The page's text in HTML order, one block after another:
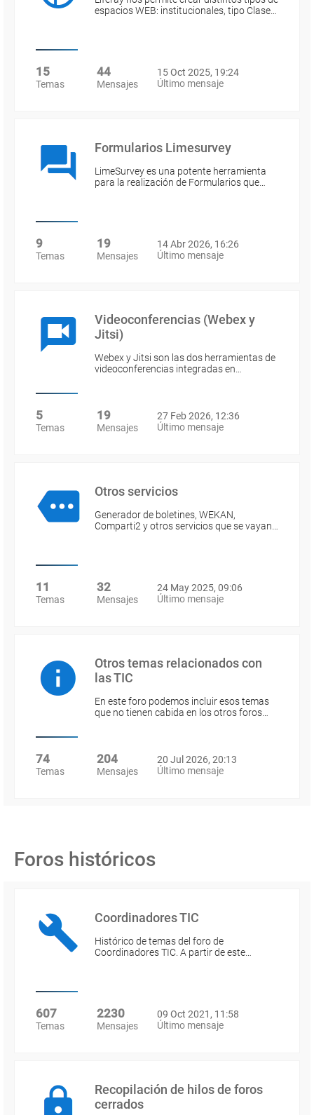
espacios WEB: institucionales, tipo Clase…
15
Temas
44
Mensajes
15 Oct 2025, 19:24
Último mensaje
Formularios Limesurvey
LimeSurvey es una potente herramienta
para la realización de Formularios que…
9
Temas
19
Mensajes
14 Abr 2026, 16:26
Último mensaje
Videoconferencias (Webex y
Jitsi)
Webex y Jitsi son las dos herramientas de
videoconferencias integradas en…
5
Temas
19
Mensajes
27 Feb 2026, 12:36
Último mensaje
Otros servicios
Generador de boletines, WEKAN,
Comparti2 y otros servicios que se vayan…
11
Temas
32
Mensajes
24 May 2025, 09:06
Último mensaje
Otros temas relacionados con
las TIC
En este foro podemos incluir esos temas
que no tienen cabida en los otros foros…
74
Temas
204
Mensajes
20 Jul 2026, 20:13
Último mensaje
Foros históricos
Coordinadores TIC
Histórico de temas del foro de
Coordinadores TIC. A partir de este…
607
Temas
2230
Mensajes
09 Oct 2021, 11:58
Último mensaje
Recopilación de hilos de foros
cerrados